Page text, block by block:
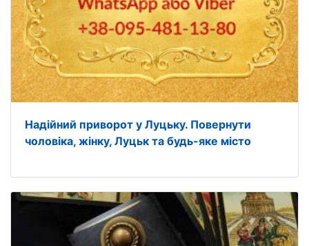
Надійний приворот у Луцьку. Повернути
чоловіка, жінку, Луцьк та будь-яке місто